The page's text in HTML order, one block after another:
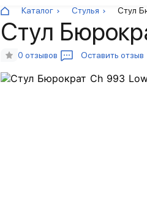
Каталог Стулья Стул
Стул
0 отзывов Оставить отзыв